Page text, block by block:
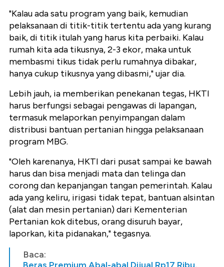
"Kalau ada satu program yang baik, kemudian
pelaksanaan di titik-titik tertentu ada yang kurang
baik, di titik itulah yang harus kita perbaiki. Kalau
rumah kita ada tikusnya, 2-3 ekor, maka untuk
membasmi tikus tidak perlu rumahnya dibakar,
hanya cukup tikusnya yang dibasmi," ujar dia.
Lebih jauh, ia memberikan penekanan tegas, HKTI
harus berfungsi sebagai pengawas di lapangan,
termasuk melaporkan penyimpangan dalam
distribusi bantuan pertanian hingga pelaksanaan
program MBG.
"Oleh karenanya, HKTI dari pusat sampai ke bawah
harus dan bisa menjadi mata dan telinga dan
corong dan kepanjangan tangan pemerintah. Kalau
ada yang keliru, irigasi tidak tepat, bantuan alsintan
(alat dan mesin pertanian) dari Kementerian
Pertanian kok ditebus, orang disuruh bayar,
laporkan, kita pidanakan," tegasnya.
Baca: